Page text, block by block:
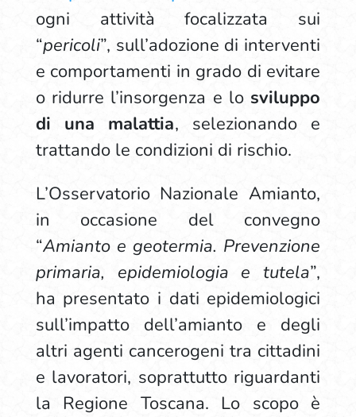
ogni attività focalizzata sui
“pericoli”, sull’adozione di interventi
e comportamenti in grado di evitare
o ridurre l’insorgenza e losviluppo
di una malattia, selezionando e
trattando le condizioni di rischio.
L’Osservatorio Nazionale Amianto,
in occasione del convegno
“Amianto e geotermia. Prevenzione
primaria, epidemiologia e tutela”,
ha presentato i dati epidemiologici
sull’impatto dell’amianto e degli
altri agenti cancerogeni tra cittadini
e lavoratori, soprattutto riguardanti
la Regione Toscana. Lo scopo è